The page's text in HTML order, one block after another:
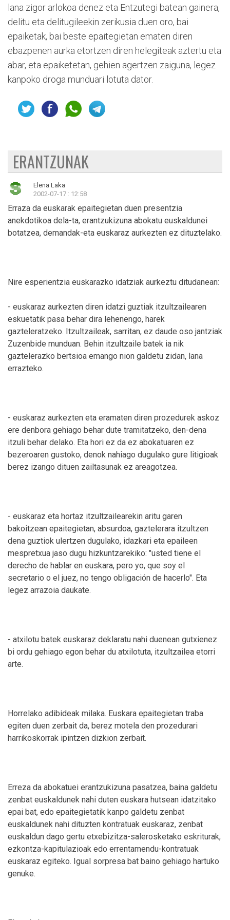
lana zigor arlokoa denez eta Entzutegi batean gainera,
delitu eta delitugileekin zerikusia duen oro, bai
epaiketak, bai beste epaitegietan ematen diren
ebazpenen aurka etortzen diren helegiteak aztertu eta
abar, eta epaiketetan, gehien agertzen zaiguna, legez
kanpoko droga munduari lotuta dator.
ERANTZUNAK
Elena Laka
2002-07-17 : 12:58
Erraza da euskarak epaitegietan duen presentzia
anekdotikoa dela-ta, erantzukizuna abokatu euskaldunei
botatzea, demandak-eta euskaraz aurkezten ez dituztelako.
Nire esperientzia euskarazko idatziak aurkeztu ditudanean:
- euskaraz aurkezten diren idatzi guztiak itzultzailearen
eskuetatik pasa behar dira lehenengo, harek
gazteleratzeko. Itzultzaileak, sarritan, ez daude oso jantziak
Zuzenbide munduan. Behin itzultzaile batek ia nik
gaztelerazko bertsioa emango nion galdetu zidan, lana
errazteko.
- euskaraz aurkezten eta eramaten diren prozedurek askoz
ere denbora gehiago behar dute tramitatzeko, den-dena
itzuli behar delako. Eta hori ez da ez abokatuaren ez
bezeroaren gustoko, denok nahiago dugulako gure litigioak
berez izango dituen zailtasunak ez areagotzea.
- euskaraz eta hortaz itzultzailearekin aritu garen
bakoitzean epaitegietan, absurdoa, gaztelerara itzultzen
dena guztiok ulertzen dugulako, idazkari eta epaileen
mespretxua jaso dugu hizkuntzarekiko: "usted tiene el
derecho de hablar en euskara, pero yo, que soy el
secretario o el juez, no tengo obligación de hacerlo". Eta
legez arrazoia daukate.
- atxilotu batek euskaraz deklaratu nahi duenean gutxienez
bi ordu gehiago egon behar du atxilotuta, itzultzailea etorri
arte.
Horrelako adibideak milaka. Euskara epaitegietan traba
egiten duen zerbait da, berez motela den prozedurari
harrikoskorrak ipintzen dizkion zerbait.
Erreza da abokatuei erantzukizuna pasatzea, baina galdetu
zenbat euskaldunek nahi duten euskara hutsean idatzitako
epai bat, edo epaitegietatik kanpo galdetu zenbat
euskaldunek nahi dituzten kontratuak euskaraz, zenbat
euskaldun dago gertu etxebizitza-salerosketako eskriturak,
ezkontza-kapitulazioak edo errentamendu-kontratuak
euskaraz egiteko. Igual sorpresa bat baino gehiago hartuko
genuke.